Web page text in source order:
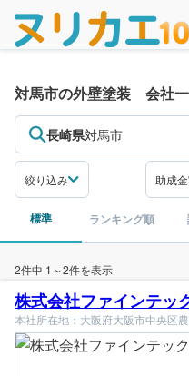
対馬市の外壁塗装 会社
長崎県対馬市
絞り込み 助成
標準 ランキング順
2件中 1～2件を表示
株式会社ファインテッ
本社所在地：大阪府大阪市中央区